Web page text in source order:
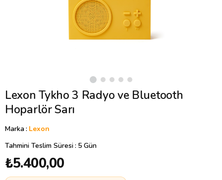
Lexon Tykho 3 Radyo ve Bluetooth
Hoparlör Sarı
Marka: Lexon
Tahmini Teslim Süresi: 5 Gün
₺5.400,00